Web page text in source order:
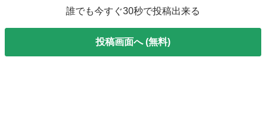
誰でも今すぐ30秒で投稿出来る
投稿画面へ (無料)